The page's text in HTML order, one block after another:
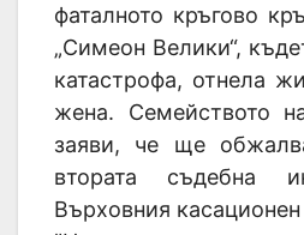
фаталното кръгово
„Симеон Велики“,
катастрофа, отнела
жена. Семейството
заяви, че ще
втората съдебна
Върховния